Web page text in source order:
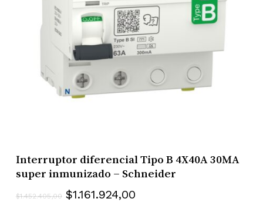
Interruptor diferencial Tipo B 4X40A 30MA
super inmunizado – Schneider
$1.452.405,00 El
$1.161.924,00El